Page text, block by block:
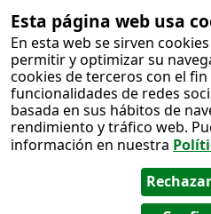
Esta página web usa
En esta web se sirven
permitir y optimizar su
cookies de terceros con el
funcionalidades de redes
basada en sus hábitos de
rendimiento y tráfico web.
información en nuestra